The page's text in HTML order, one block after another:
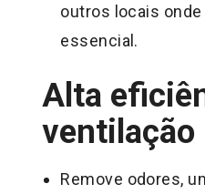
outros locais
essencial.
Alta
ventilação
Remove odores,